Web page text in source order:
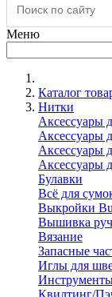
Меню
Каталог
Нитки
Аксессуары
Аксессуары
Аксессуары
Аксессуары
Булавки
Всё для
Выкройки
Вышивка
Вязание
Запасные
Иглы для
Квилтинг/